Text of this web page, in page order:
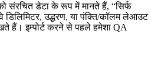
संरचित डेटा के रूप में मानते हैं, “सिर्फ
उद्धरण, या पंक्ति/कॉलम लेआउट
हैं। इम्पोर्ट करने से पहले हमेशा QA